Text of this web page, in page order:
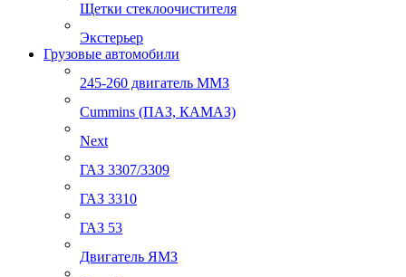
Щетки стеклоочистителя
Экстерьер
Грузовые автомобили
245-260 двигатель ММЗ
Cummins (ПАЗ, КАМАЗ)
Next
ГАЗ 3307/3309
ГАЗ 3310
ГАЗ 53
Двигатель ЯМЗ